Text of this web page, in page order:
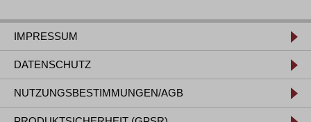
IMPRESSUM
DATENSCHUTZ
NUTZUNGSBESTIMMUNGEN/AGB